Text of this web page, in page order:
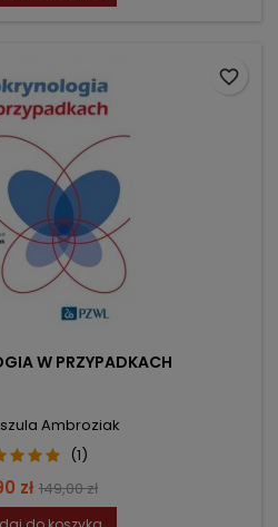
W PRZYPADKACH
Ambroziak
(1)
zł Cena
podstawowa
149,00 zł
favorite_border